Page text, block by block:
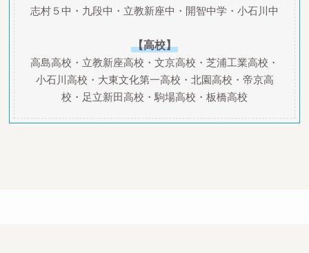
志村５中・九段中・立教新座中・開智中学・小石川中
【高校】
高島高校・立教新座高校・文京高校・芝浦工業高校・
小石川高校・大東文化第一高校・北園高校・帝京高
校・足立新田高校・駒場高校・板橋高校